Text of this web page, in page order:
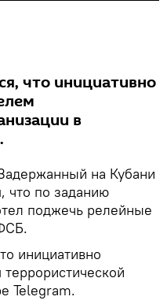
что инициативно
в
на Кубани
что по заданию
поджечь релейные
инициативно
Telegram.